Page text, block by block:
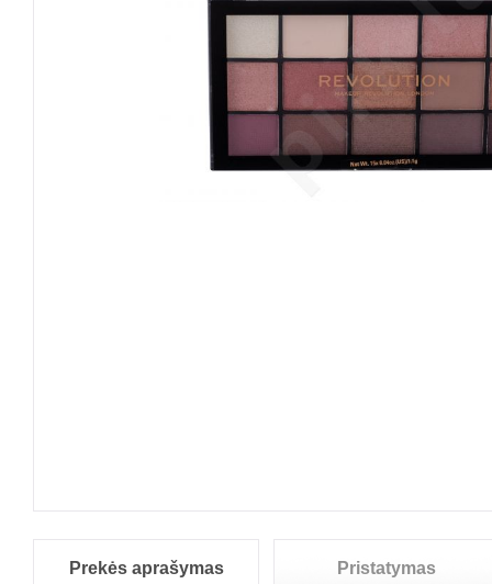
Prekės aprašymas Pristatymas